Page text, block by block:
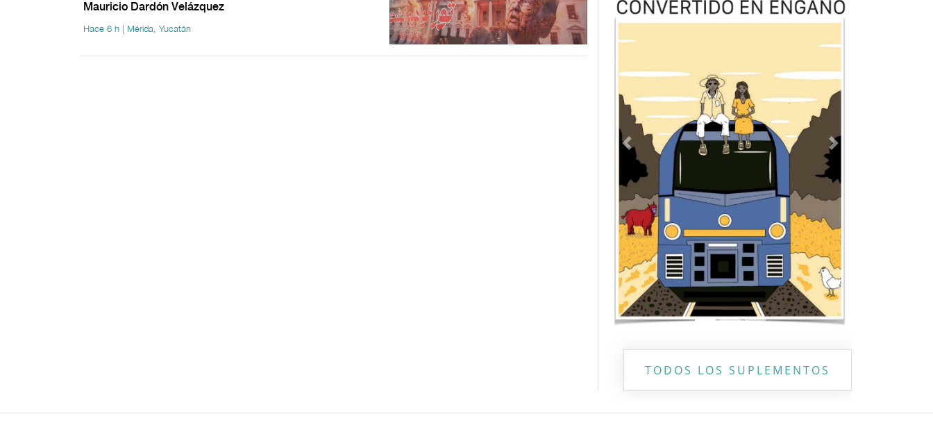
Mauricio Dardón Velázquez
Hace 6 h | Mérida, Yucatán
TODOS LOS SUPLEMENTOS
Contacto Directorio Aviso de privacidad